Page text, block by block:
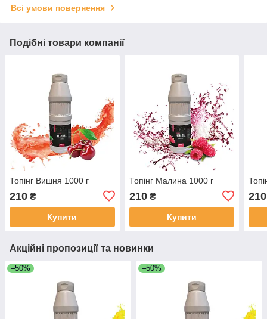
Всі умови повернення
Подібні товари компанії
Топінг Вишня 1000 г
210 ₴
Купити
Топінг Малина 1000 г
210₴
Купити
210
Акційні пропозиції та новинки
–50% –50%